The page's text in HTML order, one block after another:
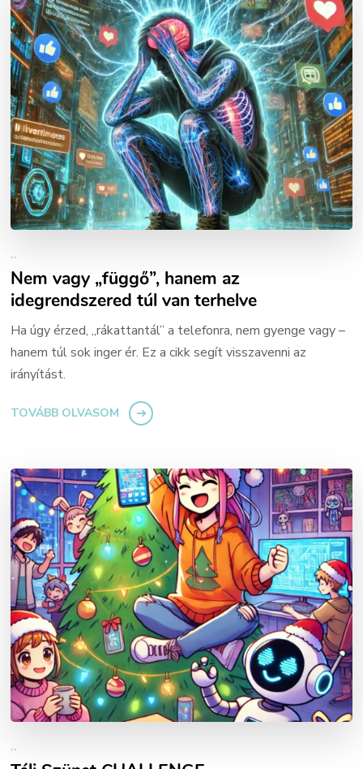
..
Nem vagy „függő”, hanem az
idegrendszered túl van terhelve
Ha úgy érzed, „rákattantál” a telefonra, nem gyenge vagy –
hanem túl sok inger ér. Ez a cikk segít visszavenni az
irányítást.
TOVÁBB OLVASOM
..